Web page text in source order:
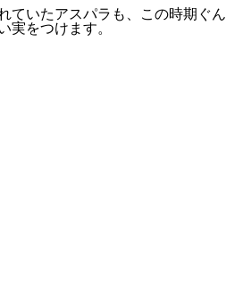
ていたアスパラも、この時期ぐん
実をつけます。